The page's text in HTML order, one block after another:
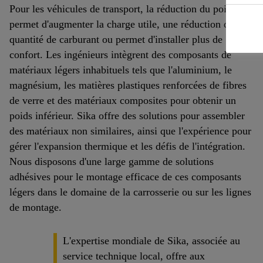
Pour les véhicules de transport, la réduction du poids
permet d'augmenter la charge utile, une réduction de la
quantité de carburant ou permet d'installer plus de
confort. Les ingénieurs intègrent des composants de
matériaux légers inhabituels tels que l'aluminium, le
magnésium, les matières plastiques renforcées de fibres
de verre et des matériaux composites pour obtenir un
poids inférieur. Sika offre des solutions pour assembler
des matériaux non similaires, ainsi que l'expérience pour
gérer l'expansion thermique et les défis de l'intégration.
Nous disposons d'une large gamme de solutions
adhésives pour le montage efficace de ces composants
légers dans le domaine de la carrosserie ou sur les lignes
de montage.
L'expertise mondiale de Sika, associée au
service technique local, offre aux